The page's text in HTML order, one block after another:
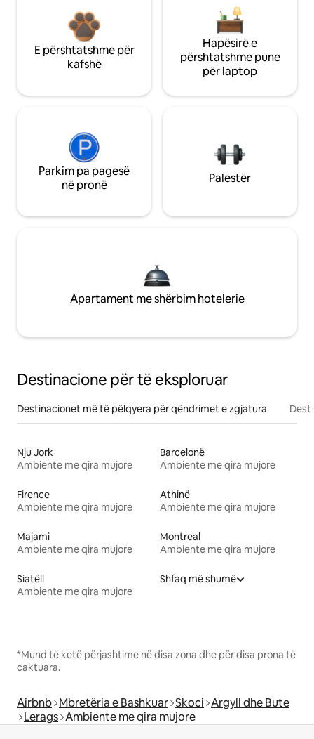
E përshtatshme për
kafshë
Hapësirë e
përshtatshme pune
për laptop
Parkim pa pagesë
në pronë
Palestër
Apartament me shërbim hotelerie
Destinacione për të eksploruar
Destinacionet më të pëlqyera për qëndrimet e zgjatura
Nju Jork
Ambiente me qira mujore
Barcelonë
Ambiente me qira mujore
Firence
Ambiente me qira mujore
Athinë
Ambiente me qira mujore
Majami
Ambiente me qira mujore
Montreal
Ambiente me qira mujore
Siatëll
Ambiente me qira mujore
Shfaq më shumë
*Mund të ketë përjashtime në disa zona dhe për disa prona të
caktuara.
Airbnb Mbretëria e Bashkuar Skoci Argyll dhe Bute
Lerags Ambiente me qira mujore